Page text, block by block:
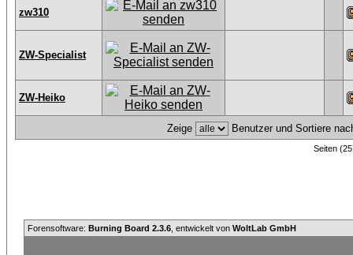
zw310
ZW-Specialist
ZW-Heiko
Zeige Benutzer und Sortiere
Seiten
Forensoftware: Burning Board 2.3.6 , entwickelt von WoltLab GmbH